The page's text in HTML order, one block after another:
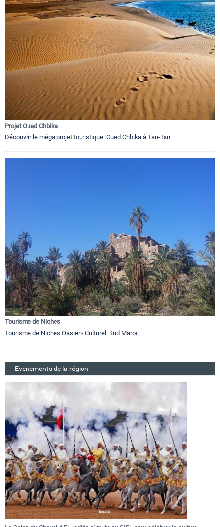
Projet Oued Chbika
Découvrir le méga projet touristique Oued Chbika à Tan-Tan
Tourisme de Niches
Tourisme de Niches Oasien- Culturel Sud Maroc
Evenements de la région